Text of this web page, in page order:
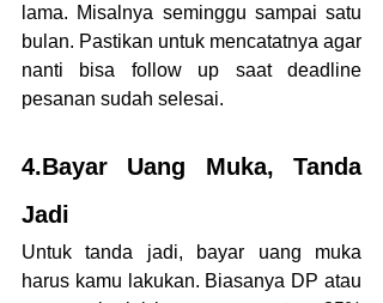
lama. Misalnya seminggu sampai satu
bulan. Pastikan untuk mencatatnya agar
nanti bisa follow up saat deadline
pesanan sudah selesai.
4.Bayar Uang Muka, Tanda
Jadi
Untuk tanda jadi, bayar uang muka
harus kamu lakukan. Biasanya DP atau